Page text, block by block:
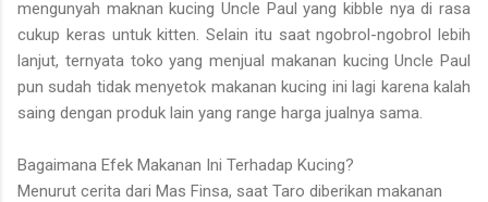
mengunyah maknan kucing Uncle Paul yang kibble nya di rasa
cukup keras untuk kitten. Selain itu saat ngobrol-ngobrol lebih
lanjut, ternyata toko yang menjual makanan kucing Uncle Paul
pun sudah tidak menyetok makanan kucing ini lagi karena kalah
saing dengan produk lain yang range harga jualnya sama.
Bagaimana Efek Makanan Ini Terhadap Kucing?
Menurut cerita dari Mas Finsa, saat Taro diberikan makanan